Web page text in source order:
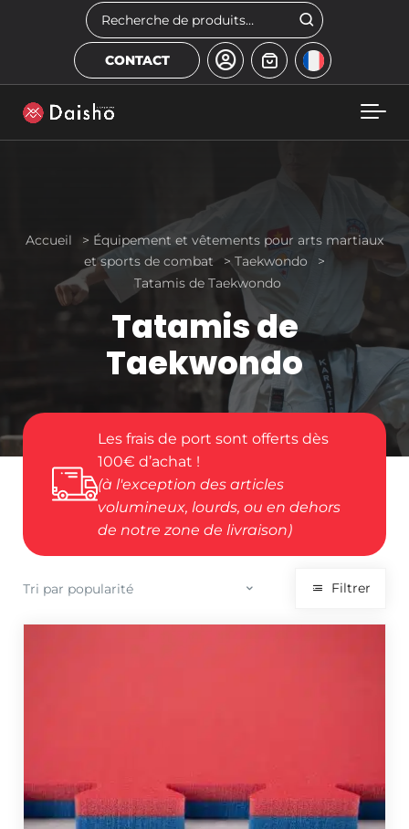
Skip to main content Rechercher
CONTACT
Tatamis de
Taekwondo
Accueil > Équipement et vêtements pour arts martiaux
et sports de combat
> Taekwondo
>
Tatamis de Taekwondo
Les frais de port sont offerts dès
100€ d’achat !
(à l'exception des articles
volumineux, lourds, ou en dehors
de notre zone de livraison)
Filtrer